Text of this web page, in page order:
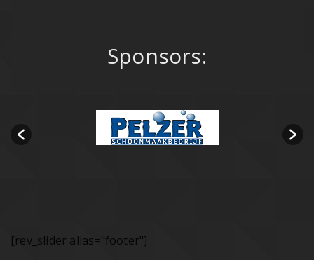
Sponsors:
[rev_slider alias="footer"]